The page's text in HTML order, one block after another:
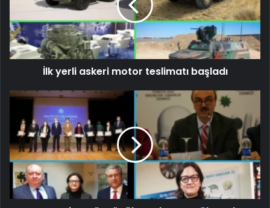
İlk yerli askeri motor teslimatı başladı